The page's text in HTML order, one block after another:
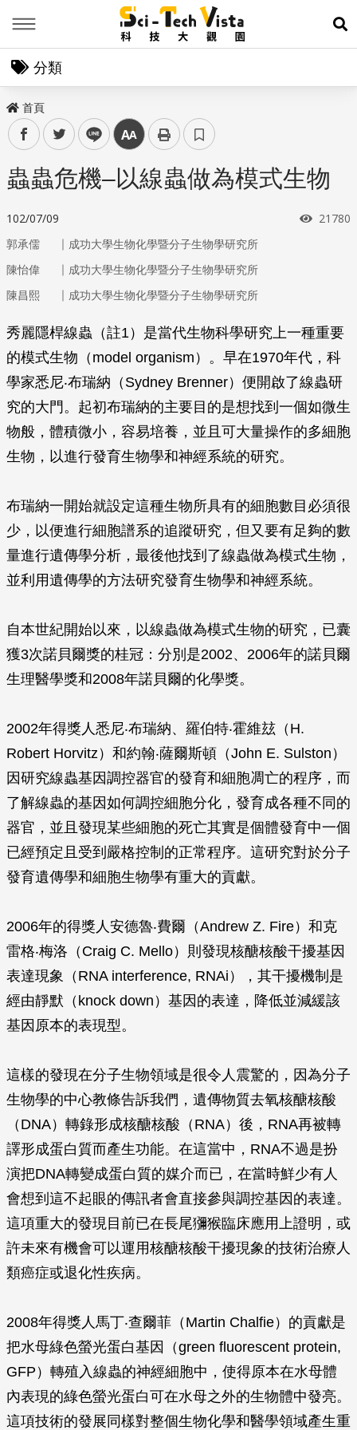
展
分類
首頁
facebooktwitter line 中
蟲蟲危機–以線蟲做為模式生物
102/07/09 瀏覽次
21780
郭承儒 ｜ 成功大學生物化學暨分子生物學研究所
陳怡偉
｜ 成功大學生物化學暨分子生物學研究所
陳昌熙
｜ 成功大學生物化學暨分子生物學研究所
秀麗隱桿線蟲（註1）是當代生物科學研究上一種重要
的模式生物（model organism）。早在1970年代，科
學家悉尼‧布瑞納（Sydney Brenner）便開啟了線蟲研
究的大門。起初布瑞納的主要目的是想找到一個如微生
物般，體積微小，容易培養，並且可大量操作的多細胞
生物，以進行發育生物學和神經系統的研究。
布瑞納一開始就設定這種生物所具有的細胞數目必須很
少，以便進行細胞譜系的追蹤研究，但又要有足夠的數
量進行遺傳學分析，最後他找到了線蟲做為模式生物，
並利用遺傳學的方法研究發育生物學和神經系統。
自本世紀開始以來，以線蟲做為模式生物的研究，已囊
獲3次諾貝爾獎的桂冠：分別是2002、2006年的諾貝爾
生理醫學獎和2008年諾貝爾的化學獎。
2002年得獎人悉尼‧布瑞納、羅伯特‧霍維玆（H.
Robert Horvitz）和約翰‧薩爾斯頓（John E. Sulston）
因研究線蟲基因調控器官的發育和細胞凋亡的程序，而
了解線蟲的基因如何調控細胞分化，發育成各種不同的
器官，並且發現某些細胞的死亡其實是個體發育中一個
已經預定且受到嚴格控制的正常程序。這研究對於分子
發育遺傳學和細胞生物學有重大的貢獻。
2006年的得獎人安德魯‧費爾（Andrew Z. Fire）和克
雷格‧梅洛（Craig C. Mello）則發現核醣核酸干擾基因
表達現象（RNA interference, RNAi），其干擾機制是
經由靜默（knock down）基因的表達，降低並減緩該
基因原本的表現型。
這樣的發現在分子生物領域是很令人震驚的，因為分子
生物學的中心教條告訴我們，遺傳物質去氧核醣核酸
（DNA）轉錄形成核醣核酸（RNA）後，RNA再被轉
譯形成蛋白質而產生功能。在這當中，RNA不過是扮
演把DNA轉變成蛋白質的媒介而已，在當時鮮少有人
會想到這不起眼的傳訊者會直接參與調控基因的表達。
這項重大的發現目前已在長尾獼猴臨床應用上證明，或
許未來有機會可以運用核醣核酸干擾現象的技術治療人
類癌症或退化性疾病。
2008年得獎人馬丁‧查爾菲（Martin Chalfie）的貢獻是
把水母綠色螢光蛋白基因（green fluorescent protein,
GFP）轉殖入線蟲的神經細胞中，使得原本在水母體
內表現的綠色螢光蛋白可在水母之外的生物體中發亮。
這項技術的發展同樣對整個生物化學和醫學領域產生重